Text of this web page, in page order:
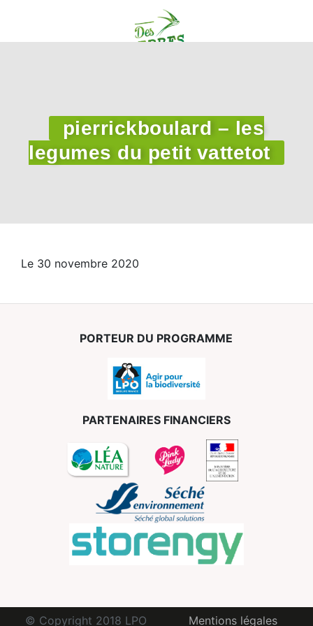
pierrickboulard – les
legumes du petit vattetot
Le 30 novembre 2020
PORTEUR DU PROGRAMME
PARTENAIRES FINANCIERS
© Copyright 2018 LPO Mentions légales